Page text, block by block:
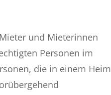
und Mieterinnen
Personen im
die in einem Heim